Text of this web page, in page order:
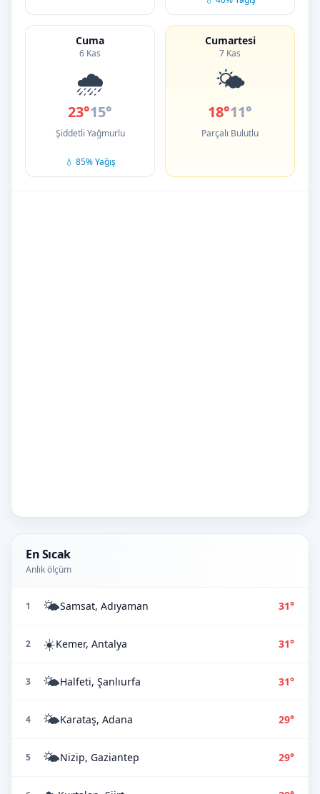
Cuma
6 Kas
🌧️
23°15°
Şiddetli Yağmurlu
💧 85% Yağış
Cumartesi
7 Kas
🌤️
18°11°
Parçalı Bulutlu
En Sıcak
Anlık ölçüm
1 🌤️Samsat, Adıyaman 31°
2 ☀️Kemer, Antalya 31°
3 🌤️Halfeti, Şanlıurfa 31°
4 🌤️Karataş, Adana 29°
5 🌤️Nizip, Gaziantep 29°